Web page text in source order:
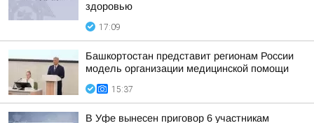
здоровью
17:09
Башкортостан представит регионам России
модель организации медицинской помощи
15:37
В Уфе вынесен приговор 6 участникам